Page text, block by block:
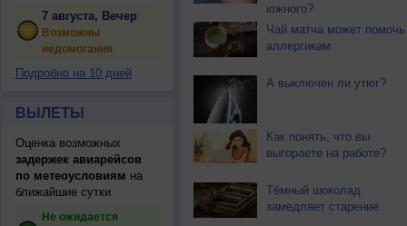
7 августа, Вечер
Возможны
недомогания
Подробно на 10 дней
ВЫЛЕТЫ
Оценка возможных
задержек авиарейсов
по метеоусловиям на
ближайшие сутки
Не ожидается
южного?
Чай матча может помочь
аллергикам
А выключен ли утюг?
Как понять, что вы
выгораете на работе?
Тёмный шоколад
замедляет старение